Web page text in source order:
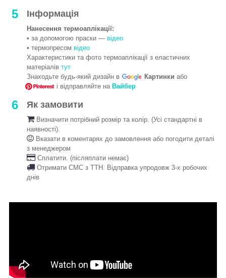
5 Інформація
Нанесення термоаплікації:
• за допомогою праски — відео
• термопресом відео
Характеристики та фото термоаплікації з еластичних
матеріалів тут
Знаходьте будь-який дизайн в
Картинки або
і відправляйте на Вайбер
6 Як замовити
Визначити потрібний розмір та колір. (Усі стандартні в
наявності).
Вказати в коментарях до замовлення або погодити деталі
з менеджером
Сплатити. (післяплати немає)
Отримати СМС з ТТН. Відправка упродовж 3-х робочих
днів